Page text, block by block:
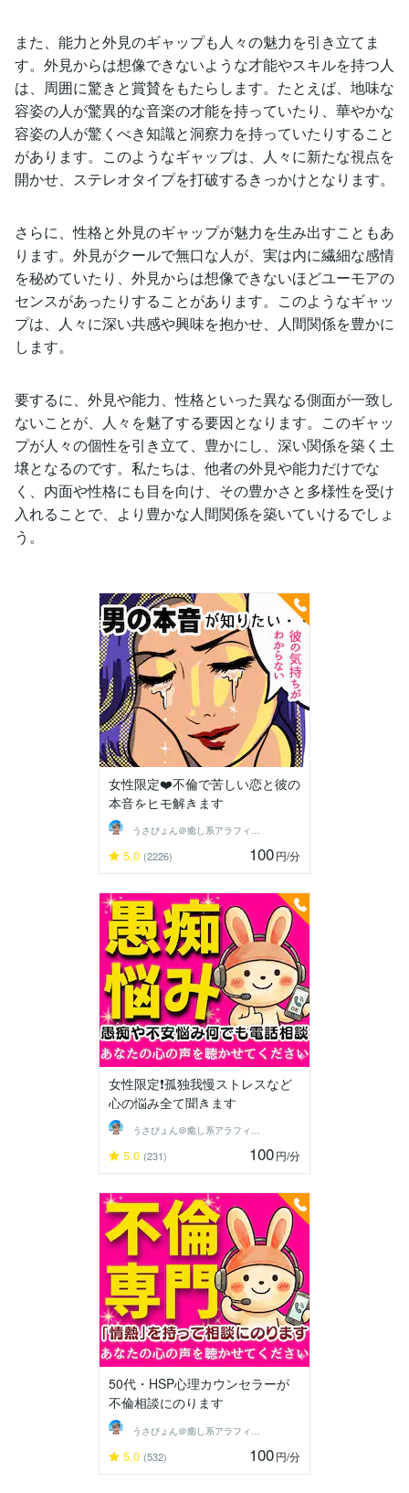
また、能力と外見のギャップも人々の魅力を引き立てま
す。外見からは想像できないような才能やスキルを持つ人
は、周囲に驚きと賞賛をもたらします。たとえば、地味な
容姿の人が驚異的な音楽の才能を持っていたり、華やかな
容姿の人が驚くべき知識と洞察力を持っていたりすること
があります。このようなギャップは、人々に新たな視点を
開かせ、ステレオタイプを打破するきっかけとなります。
さらに、性格と外見のギャップが魅力を生み出すこともあ
ります。外見がクールで無口な人が、実は内に繊細な感情
を秘めていたり、外見からは想像できないほどユーモアの
センスがあったりすることがあります。このようなギャッ
プは、人々に深い共感や興味を抱かせ、人間関係を豊かに
します。
要するに、外見や能力、性格といった異なる側面が一致し
ないことが、人々を魅了する要因となります。このギャッ
プが人々の個性を引き立て、豊かにし、深い関係を築く土
壌となるのです。私たちは、他者の外見や能力だけでな
く、内面や性格にも目を向け、その豊かさと多様性を受け
入れることで、より豊かな人間関係を築いていけるでしょ
う。
女性限定❤️不倫で苦しい恋と彼の
本音をヒモ解きます
うさぴょん＠癒し系アラフィフ心寄り添い人
5.0 (2226) 100円/分
女性限定❗孤独我慢ストレスなど
心の悩み全て聞きます
うさぴょん＠癒し系アラフィフ心寄り添い人
5.0 (231) 100円/分
50代・HSP心理カウンセラーが
不倫相談にのります
5.0 (532) 100円/分